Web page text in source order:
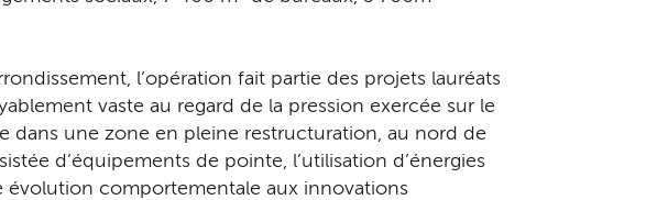
l’opération fait partie des projets lauréats
vaste au regard de la pression exercée sur le
dans une zone en pleine restructuration, au nord de
d’équipements de pointe, l’utilisation d’énergies
évolution comportementale aux innovations